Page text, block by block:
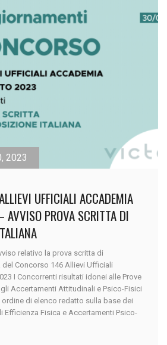
2023
UFFICIALI ACCADEMIA
AVVISO PROVA SCRITTA DI
relativo la prova scritta di
Concorso 146 Allievi Ufficiali
I Concorrenti risultati idonei alle Prove
Accertamenti Attitudinali e Psico-Fisici
di elenco redatto sulla base dei
Efficienza Fisica e Accertamenti Psico-